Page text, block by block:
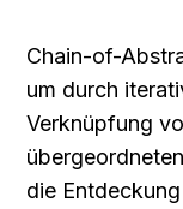
Chain-of-
um durch
Verknüpfung
die